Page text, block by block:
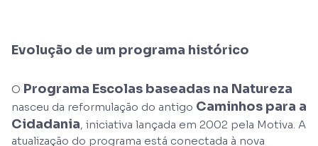
Evolução de um programa histórico
O Programa Escolas baseadas na Natureza
nasceu da reformulação do antigo Caminhos para a
Cidadania, iniciativa lançada em 2002 pela Motiva. A
atualização do programa está conectada à nova